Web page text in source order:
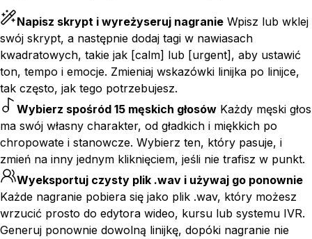
Napisz skrypt i wyreżyseruj nagranie Wpisz lub wklej
swój skrypt, a następnie dodaj tagi w nawiasach
kwadratowych, takie jak [calm] lub [urgent], aby ustawić
ton, tempo i emocje. Zmieniaj wskazówki linijka po linijce,
tak często, jak tego potrzebujesz.
Wybierz spośród 15 męskich głosów Każdy męski głos
ma swój własny charakter, od gładkich i miękkich po
chropowate i stanowcze. Wybierz ten, który pasuje, i
zmień na inny jednym kliknięciem, jeśli nie trafisz w punkt.
Wyeksportuj czysty plik .wav i używaj go ponownie
Każde nagranie pobiera się jako plik .wav, który możesz
wrzucić prosto do edytora wideo, kursu lub systemu IVR.
Generuj ponownie dowolną linijkę, dopóki nagranie nie